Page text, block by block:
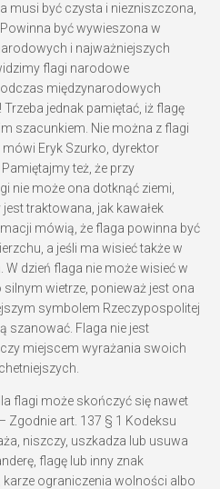
musi być czysta i niezniszczona,
być wywieszona w
i najważniejszych
flagi narodowe
międzynarodowych
jednak pamiętać, iż flagę
szacunkiem. Nie można z flagi
Eryk Szurko, dyrektor
też, że przy
nie może ona dotknąć ziemi,
traktowana, jak kawałek
mówią, że flaga powinna być
a jeśli ma wisieć także w
dzień flaga nie może wisieć w
wietrze, ponieważ jest ona
symbolem Rzeczypospolitej
szanować. Flaga nie jest
miejscem wyrażania swoich
flagi może skończyć się nawet
Zgodnie art. 137 § 1 Kodeksu
niszczy, uszkadza lub usuwa
flagę lub inny znak
ograniczenia wolności albo